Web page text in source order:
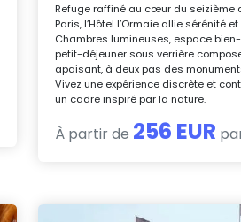
Refuge raffiné au cœur du seizième
Paris, l’Hôtel l’Ormaie allie sérénité
Chambres lumineuses, espace
petit-déjeuner sous verrière
apaisant, à deux pas des
Vivez une expérience discrète et
un cadre inspiré par la nature.
À partir de 256 EUR